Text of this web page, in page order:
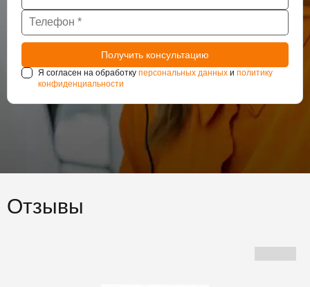
Я согласен на обработку персональных данных и политику
конфиденциальности
Отзывы